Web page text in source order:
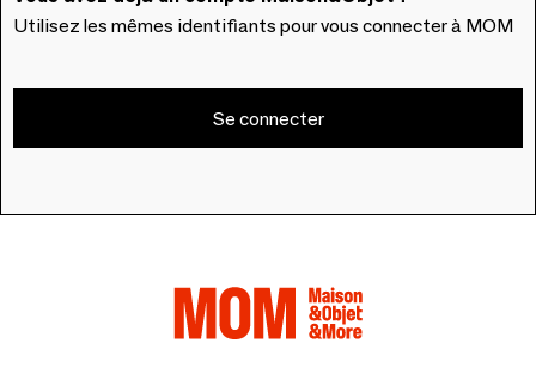
Utilisez les mêmes identifiants pour vous connecter à MOM
Se connecter